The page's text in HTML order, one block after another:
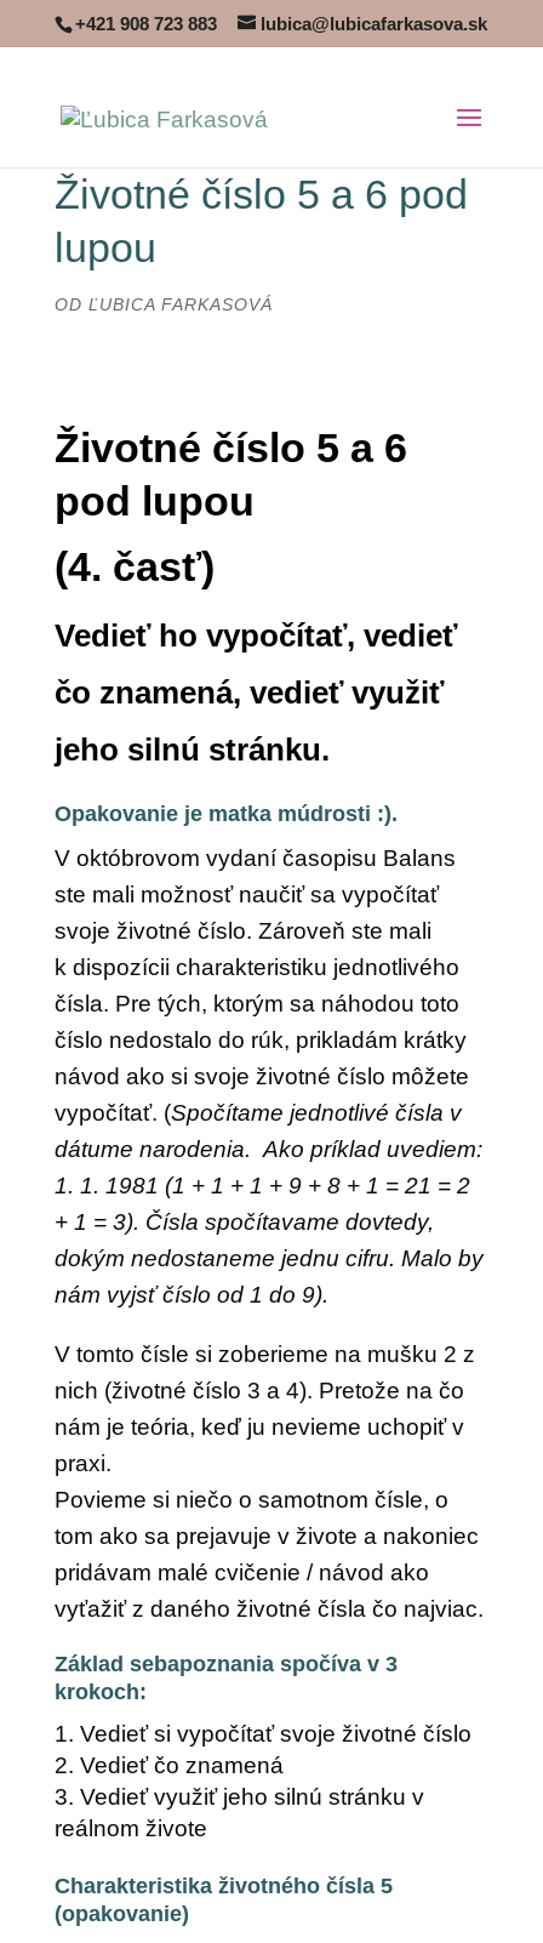
+421 908 723 883 lubica@lubicafarkasova.sk
Životné číslo 5 a 6 pod
lupou
OD ĽUBICA FARKASOVÁ
Životné číslo 5 a 6
pod lupou
(4. časť)
Vedieť ho vypočítať, vedieť
čo znamená, vedieť využiť
jeho silnú stránku.
Opakovanie je matka múdrosti :).
V októbrovom vydaní časopisu Balans
ste mali možnosť naučiť sa vypočítať
svoje životné číslo. Zároveň ste mali
k dispozícii charakteristiku jednotlivého
čísla. Pre tých, ktorým sa náhodou toto
číslo nedostalo do rúk, prikladám krátky
návod ako si svoje životné číslo môžete
vypočítať. (Spočítame jednotlivé čísla v
dátume narodenia. Ako príklad uvediem:
1. 1. 1981 (1 + 1 + 1 + 9 + 8 + 1 = 21 = 2
+ 1 = 3). Čísla spočítavame dovtedy,
dokým nedostaneme jednu cifru. Malo by
nám vyjsť číslo od 1 do 9).
V tomto čísle si zoberieme na mušku 2 z
nich (životné číslo 3 a 4). Pretože na čo
nám je teória, keď ju nevieme uchopiť v
praxi.
Povieme si niečo o samotnom čísle, o
tom ako sa prejavuje v živote a nakoniec
pridávam malé cvičenie / návod ako
vyťažiť z daného životné čísla čo najviac.
Základ sebapoznania spočíva v 3
krokoch:
Vedieť si vypočítať svoje životné číslo
Vedieť čo znamená
Vedieť využiť jeho silnú stránku v
reálnom živote
Charakteristika životného čísla 5
(opakovanie)